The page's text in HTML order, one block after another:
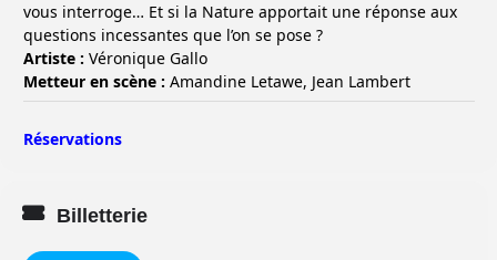
vous interroge… Et si la Nature apportait une réponse aux
questions incessantes que l’on se pose ?
Artiste : Véronique Gallo
Metteur en scène : Amandine Letawe, Jean Lambert
Réservations
Billetterie